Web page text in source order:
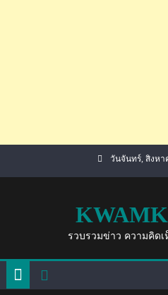
วันจันทร์, สิงหา
รวบรวมข่าว ความคิด